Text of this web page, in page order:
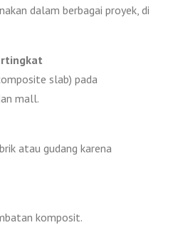
dalam berbagai proyek, di
slab) pada
mall.
atau gudang karena
komposit.